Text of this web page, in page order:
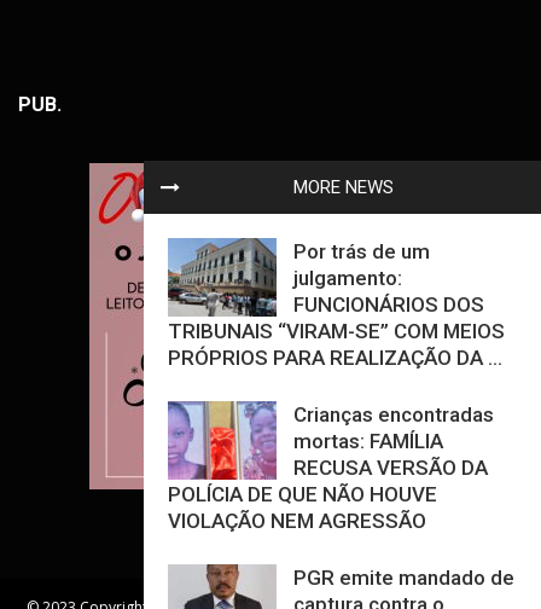
MORE NEWS
Por trás de um
julgamento:
FUNCIONÁRIOS DOS
TRIBUNAIS “VIRAM-SE” COM MEIOS
PRÓPRIOS PARA REALIZAÇÃO DA ...
Crianças encontradas
mortas: FAMÍLIA
RECUSA VERSÃO DA
POLÍCIA DE QUE NÃO HOUVE
VIOLAÇÃO NEM AGRESSÃO
PGR emite mandado de
captura contra o
PUB.